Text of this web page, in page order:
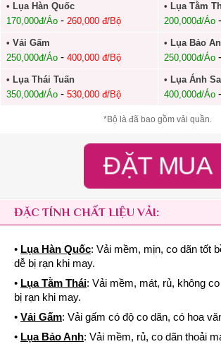
• Lụa Hàn Quốc
170,000đ/Áo - 260,000 đ/Bộ
• Lụa Tằm
200,000đ/Áo-
• Vải Gấm
250,000đ/Áo - 400,000 đ/Bộ
• Lụa Bảo
250,000đ/Áo-
• Lụa Thái Tuấn
350,000đ/Áo - 530,000 đ/Bộ
• Lụa Ánh
400,000đ/Áo-
*Bộ là đã bao gồm vải quần.
ĐẶT MUA
ĐẶC TÍNH CHẤT LIỆU VẢI:
• Lụa Hàn Quốc: Vải mềm, mịn, co dãn tốt
dễ bị rạn khi may.
• Lụa Tằm Thái: Vải mềm, mát, rủ, không
bị rạn khi may.
• Vải Gấm: Vải gấm có độ co dãn, có hoa
• Lụa Bảo Anh: Vải mềm, rủ, co dãn thoải